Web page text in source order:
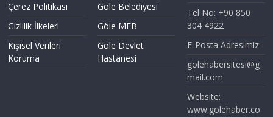
Çerez Politikası
Gizlilik İlkeleri
Kişisel Verileri
Koruma
Göle Belediyesi
Göle MEB
Göle Devlet
Hastanesi
Tel No: +90 850
304 4922
E-Posta Adresimiz
golehabersitesi@g
mail.com
Website:
www.golehaber.co